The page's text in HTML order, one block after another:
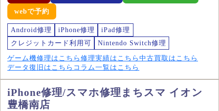
webで予約
Android修理 iPhone修理
iPad修理
クレジットカード利用可
Nintendo Switch修理
ゲーム機修理はこちら 修理実績はこちら 中古買取はこちら
データ復旧はこちら コラム一覧はこちら
iPhone修理/スマホ修理まちスマ イオン
豊橋南店